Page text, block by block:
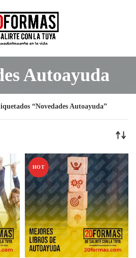
Autoayuda
“Novedades Autoayuda”
HOT